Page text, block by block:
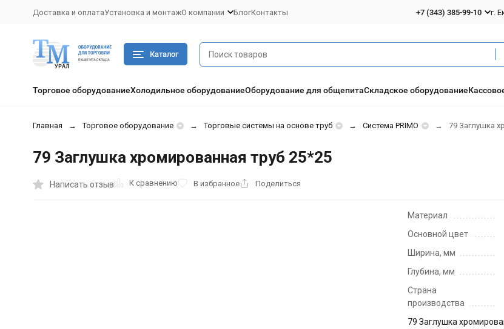
Доставка и оплатаУстановка и монтажО компании БлогКонтакты +7 (343) 385-99-10 г.
Каталог
Торговое оборудованиеХолодильное оборудованиеОборудование для общепитаСкладское оборудование
Главная Торговое оборудование Торговые системы на основе труб Система PRIMO 79 Заглушка
79 Заглушка хромированная труб 25*25
Написать отзыв К сравнению В избранное Поделиться
79 Заглушка
Материал
Основной цвет
Ширина, мм
Глубина, мм
Страна
производства